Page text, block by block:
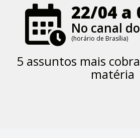
22/04 a
No canal
(horário de Brasília)
5 assuntos mais
matéria